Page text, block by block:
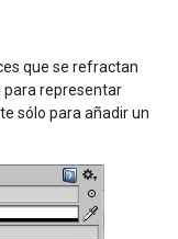
que se refractan
para representar
sólo para añadir un